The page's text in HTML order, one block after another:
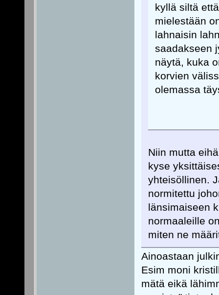
kyllä siltä
mielestään
lahnaisin
saadakseen
näytä, kuka
korvien
olemassa
Niin mutta
kyse
yhteisöllinen.
normitettu
länsimaiseen
normaaleille
miten ne
Ainoastaan
Esim moni
mätä eikä